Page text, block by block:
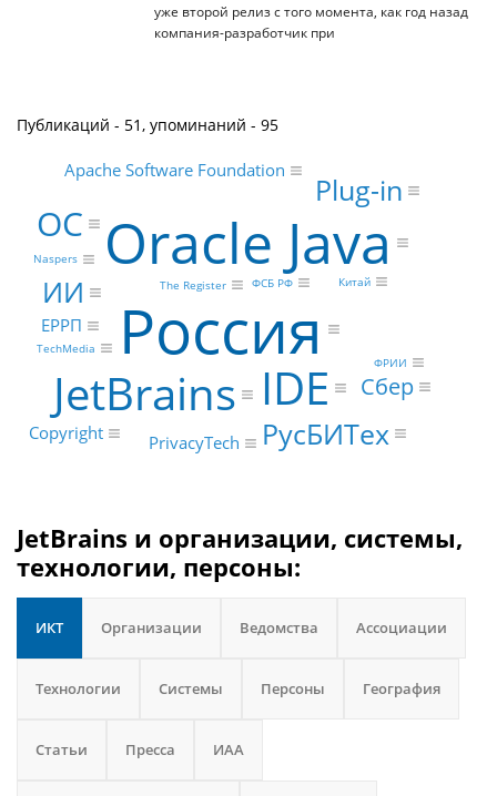
уже второй релиз с того момента, как год назад
компания-разработчик при
Публикаций - 51, упоминаний - 95
Россия
Oracle Java
JetBrains IDE
ОС
ИИ
Plug-in
РусБИТех
Сбер
ЕРРП
Copyright
Apache Software Foundation
PrivacyTech
ФСБ РФ
The Register
TechMedia
Naspers
Китай
ФРИИ
JetBrains и организации, системы,
технологии, персоны:
ИКТ Организации Ведомства Ассоциации
Технологии Системы Персоны География
Статьи Пресса ИАА